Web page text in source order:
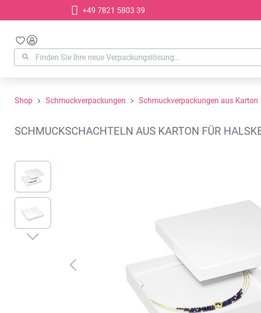
Zur Hauptnavigation springen
+49 7821 5803 39
Shop Schmuckverpackungen Schmuckverpackungen aus Karton
SCHMUCKSCHACHTELN AUS KARTON FÜR
Bildergalerie überspringen